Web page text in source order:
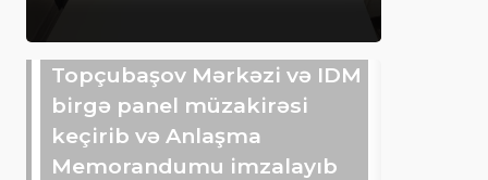
Topçubaşov Mərkəzi və IDM
birgə panel müzakirəsi
keçirib və Anlaşma
Memorandumu imzalayıb